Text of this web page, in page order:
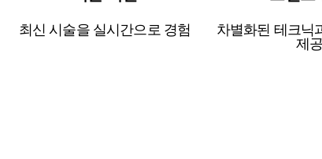
최신 시술을 실시간으로 경험
차별화된 테크닉
제공